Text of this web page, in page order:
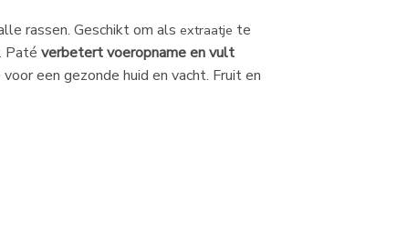
rassen. Geschikt om als extraatje te
Paté verbetert voeropname en vult
een gezonde huid en vacht. Fruit en